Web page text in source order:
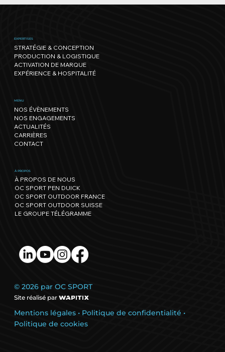
aussi : notre trajectoire vers un
événementiel régénérateur
EXPERTISES
STRATÉGIE & CONCEPTION
PRODUCTION & LOGISTIQUE
ACTIVATION DE MARQUE
EXPÉRIENCE & HOSPITALITÉ
MENU
NOS ÉVÈNEMENTS
NOS ENGAGEMENTS
ACTUALITÉS
CARRIÈRES
CONTACT
À PROPOS
À PROPOS DE NOUS
OC SPORT PEN DUICK
OC SPORT OUTDOOR FRANCE
OC SPORT OUTDOOR SUISSE
LE GROUPE TÉLÉGRAMME
© 2026 par OC SPORT
Site réalisé par
Mentions légales • Politique de confidentialité •
Politique de cookies